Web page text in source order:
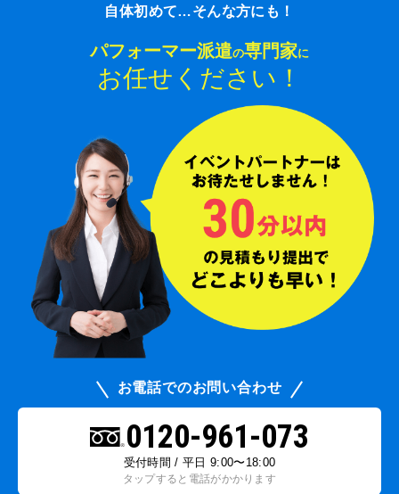
自体初めて…そんな方にも！
パフォーマー派遣の専門家に
お任せください！
お電話でのお問い合わせ
0120-961-073
受付時間 / 平日 9:00〜18:00
タップすると電話がかかります